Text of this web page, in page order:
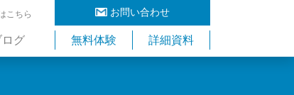
お問い合わせ
こちら
ログ 無料体験 詳細資料